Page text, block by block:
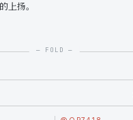
上扬。